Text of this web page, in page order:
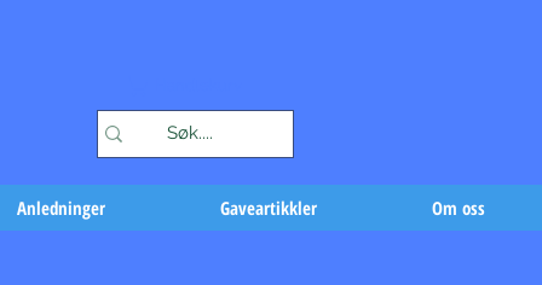
Anledninger Gaveartikkler Om oss